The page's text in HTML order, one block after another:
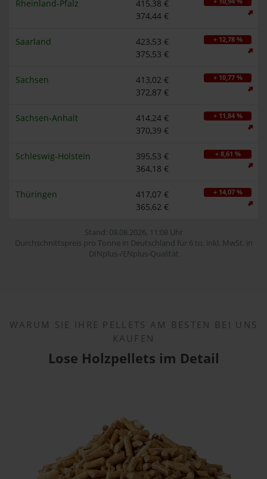
Rheinland-Pfalz
415,38 €
374,44 €
Saarland
423,53 €
375,53 €
+ 12,78 %
Sachsen
413,02 €
372,87 €
+ 10,77 %
Sachsen-Anhalt
414,24 €
370,39 €
+ 11,84 %
Schleswig-Holstein
395,53 €
364,18 €
+ 8,61 %
Thüringen
417,07 €
365,62 €
+ 14,07 %
Stand: 08.08.2026, 11:08 Uhr
Durchschnittspreis pro Tonne in Deutschland für 6 to. inkl. MwSt. in
DINplus-/ENplus-Qualität
WARUM SIE IHRE PELLETS AM BESTEN BEI UNS
KAUFEN
Lose Holzpellets im Detail